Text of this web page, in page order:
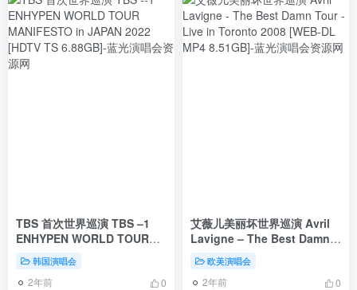
TBS 首次世界巡演 TBS –1
ENHYPEN WORLD TOUR
MANIFESTO in JAPAN 2022
[HDTV TS 6.88GB]
韩国演唱会
2年前 0
艾薇儿美丽坏世界巡演 Avril
Lavigne – The Best Damn
Tour – Live in Toronto 2008
[WEB-DL MP4 8.51GB]
欧美演唱会
2年前 0